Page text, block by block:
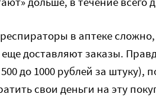
в аптеке
доставляют заказы.
до 1000 рублей за штуку),
свои деньги на эту